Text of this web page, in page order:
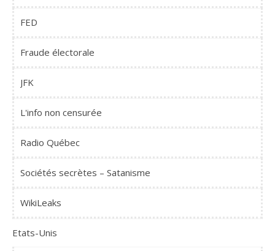
FED
Fraude électorale
JFK
L'info non censurée
Radio Québec
Sociétés secrètes – Satanisme
WikiLeaks
Etats-Unis